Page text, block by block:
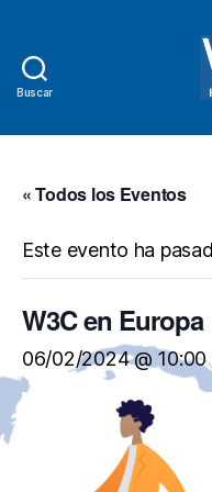
Buscar
« Todos los Eventos
Este evento ha
W3C en Europa
06/02/2024 @ 10:00